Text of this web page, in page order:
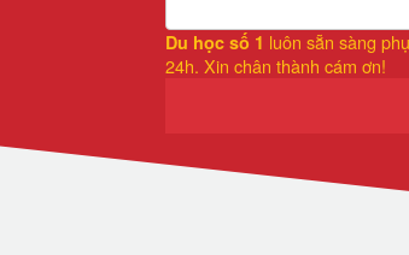
Du học số 1 luôn sẵn sàng
24h. Xin chân thành cám ơn!